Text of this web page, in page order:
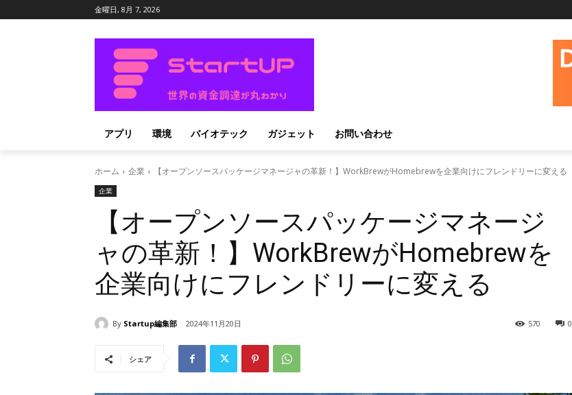
金曜日, 8月 7, 2026
アプリ 環境 バイオテック ガジェット お問い合わせ
ホーム 企業 【オープンソースパッケージマネージャの革新！】WorkBrewがHomebrewを企業向けにフレンドリーに変える
企業
【オープンソースパッケージマネージ
ャの革新！】WorkBrewがHomebrewを
企業向けにフレンドリーに変える
By Startup編集部 2024年11月20日 0
570
シェア